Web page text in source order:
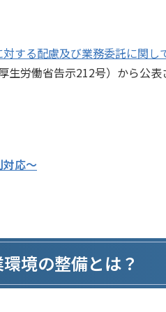
する配慮及び業務委託に関し
生労働省告示212号）から公表
応～
境の整備とは？